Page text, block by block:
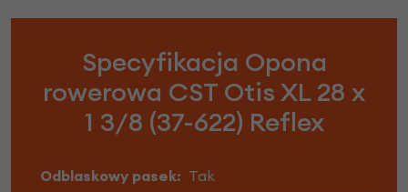
Specyfikacja Opona
rowerowa CST Otis XL 28 x
1 3/8 (37-622) Reflex
Odblaskowy pasek: Tak